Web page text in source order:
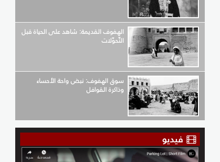
الهفوف القديمة: شاهد على الحياة قبل
التّحوّلات
سوق الهفوف: نبض واحة الأحساء
وذاكرة القوافل
فيديو